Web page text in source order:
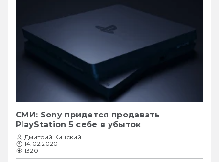
СМИ: Sony придется продавать
PlayStation 5 себе в убыток
Дмитрий Кинский
14.02.2020
1320